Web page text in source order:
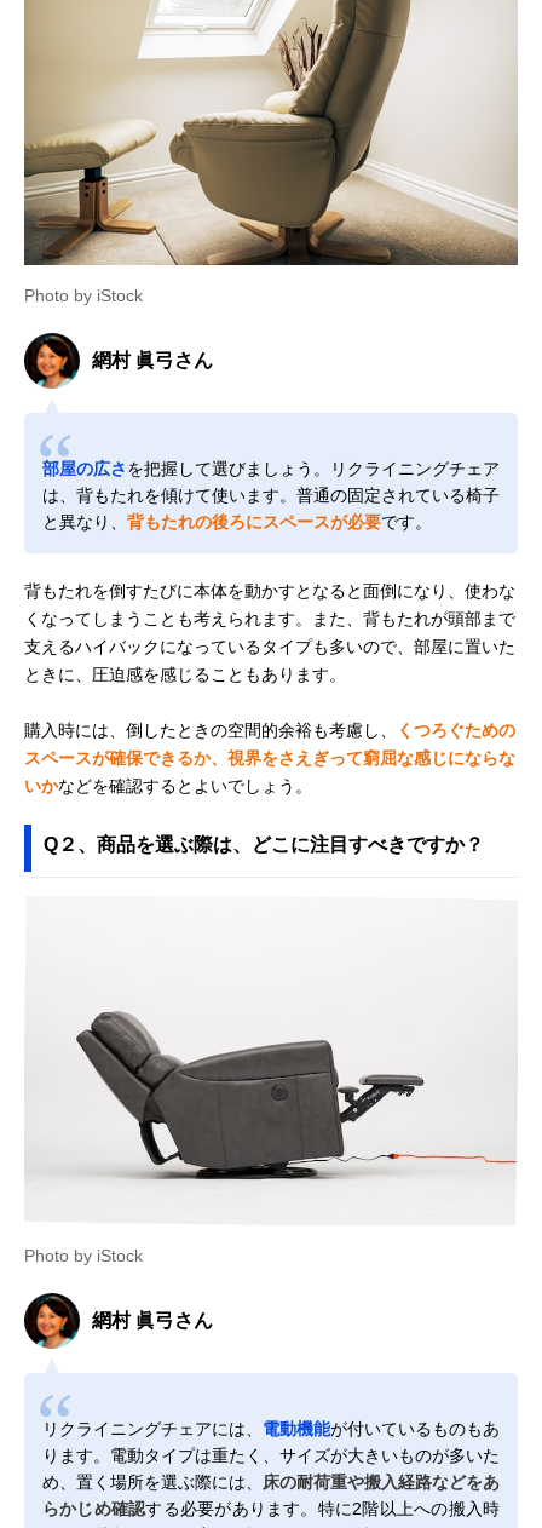
Photo by iStock
網村 眞弓さん
部屋の広さを把握して選びましょう。リクライニングチェア
は、背もたれを傾けて使います。普通の固定されている椅子
と異なり、 背もたれの後ろにスペースが必要です。
背もたれを倒すたびに本体を動かすとなると面倒になり、使わな
くなってしまうことも考えられます。また、背もたれが頭部まで
支えるハイバックになっているタイプも多いので、部屋に置いた
ときに、圧迫感を感じることもあります。
購入時には、倒したときの空間的余裕も考慮し、
くつろぐための
スペースが確保できるか、視界をさえぎって窮屈な感じにならな
いかなどを確認するとよいでしょう。
Q２、商品を選ぶ際は、どこに注目すべきですか？
Photo by iStock
網村 眞弓さん
リクライニングチェアには、 電動機能が付いているものもあ
ります。電動タイプは重たく、サイズが大きいものが多いた
め、置く場所を選ぶ際には、 床の耐荷重や搬入経路などをあ
らかじめ確認する必要があります。特に2階以上への搬入時